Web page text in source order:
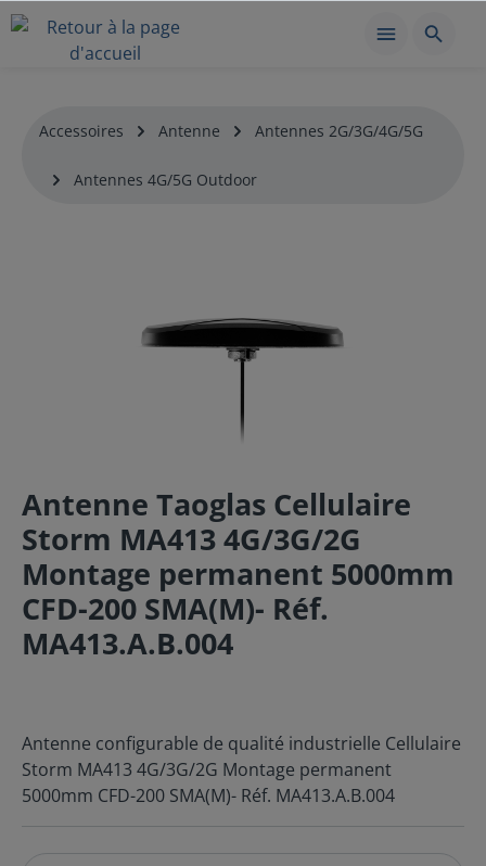
Accessoires Antenne Antennes 2G/3G/4G/5G
Antennes 4G/5G Outdoor
Antenne Taoglas Cellulaire
Storm MA413 4G/3G/2G
Montage permanent 5000mm
CFD-200 SMA(M)- Réf.
MA413.A.B.004
Antenne configurable de qualité industrielle Cellulaire
Storm MA413 4G/3G/2G Montage permanent
5000mm CFD-200 SMA(M)- Réf. MA413.A.B.004